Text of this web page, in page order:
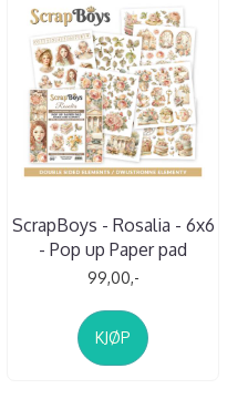
ScrapBoys - Rosalia - 6x6
- Pop up Paper pad
99,00,-
KJØP